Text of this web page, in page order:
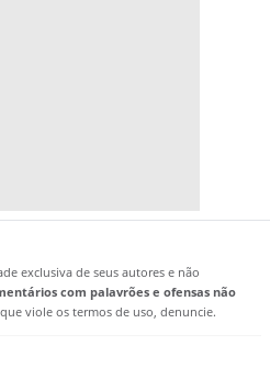
exclusiva de seus autores e não
com palavrões e ofensas não
viole os termos de uso, denuncie.